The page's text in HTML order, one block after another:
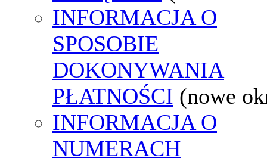
INFORMACJA O
SPOSOBIE
DOKONYWANIA
PŁATNOŚCI (nowe
INFORMACJA O
NUMERACH